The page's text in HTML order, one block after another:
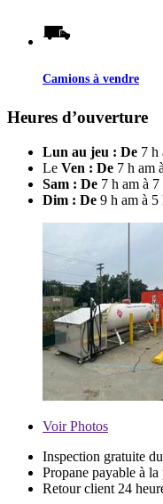
Camions à vendre
Heures d’ouverture
Lun au jeu : De 7 h
Le Ven : De 7 h am
Sam : De 7 h am à
Dim : De 9 h am à 5
VoirPhotos
Inspection gratuite
Propane payable à la
Retour client 24